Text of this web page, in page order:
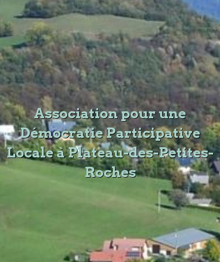
Association pour une
Démocratie Participative
Locale à Plateau-des-Petites-
Roches